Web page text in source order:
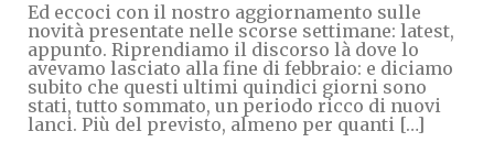
Ed eccoci con il nostro aggiornamento sulle
novità presentate nelle scorse settimane: latest,
appunto. Riprendiamo il discorso là dove lo
avevamo lasciato alla fine di febbraio: e diciamo
subito che questi ultimi quindici giorni sono
stati, tutto sommato, un periodo ricco di nuovi
lanci. Più del previsto, almeno per quanti […]